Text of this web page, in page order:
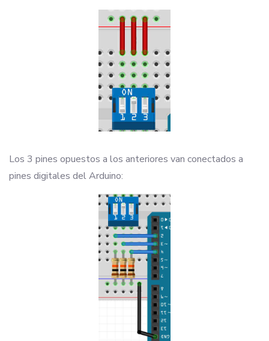
Los 3 pines opuestos a los anteriores van conectados a
pines digitales del Arduino: